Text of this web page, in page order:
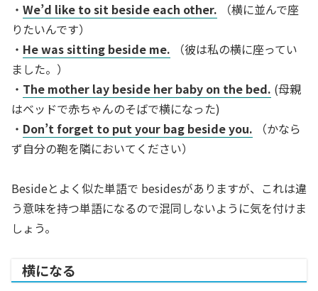
・ We’d like to sit beside each other. （横に並んで座
りたいんです）
・ He was sitting beside me. （彼は私の横に座ってい
ました。）
・ The mother lay beside her baby on the bed. (母親
はベッドで赤ちゃんのそばで横になった)
・ Don’t forget to put your bag beside you. （かなら
ず自分の鞄を隣においてください）
Besideとよく似た単語で besidesがありますが、これは違
う意味を持つ単語になるので混同しないように気を付けま
しょう。
横になる